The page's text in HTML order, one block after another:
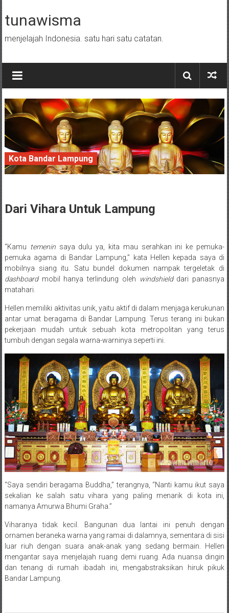
tunawisma
menjelajah Indonesia. satu hari satu catatan.
Kota Bandar Lampung
Dari ViharaUntuk Lampung
Posted By: wirawan
“Kamu temeninsaya dulu ya, kita mau serahkan ini ke pemuka-
pemuka agama di Bandar Lampung,” kata Hellen kepada saya di
mobilnya siang itu. Satu bundel dokumen nampak tergeletak di
dashboardmobil hanya terlindung oleh windshielddari panasnya
matahari.
Hellen memiliki aktivitas unik, yaitu aktif di dalam menjaga kerukunan
antar umat beragama di Bandar Lampung. Terus terang ini bukan
pekerjaan mudah untuk sebuah kota metropolitan yang terus
tumbuh dengan segala warna-warninya seperti ini.
“Saya sendiri beragama Buddha,” terangnya, “Nanti kamu ikut saya
sekalian ke salah satu vihara yang paling menarik di kota ini,
namanya Amurwa Bhumi Graha.”
Viharanya tidak kecil. Bangunan dua lantai ini penuh dengan
ornamen beraneka warna yang ramai di dalamnya, sementara di sisi
luar riuh dengan suara anak-anak yang sedang bermain. Hellen
mengantar saya menjelajah ruang demi ruang. Ada nuansa dingin
dan tenang di rumah ibadah ini, mengabstraksikan hiruk pikuk
Bandar Lampung.